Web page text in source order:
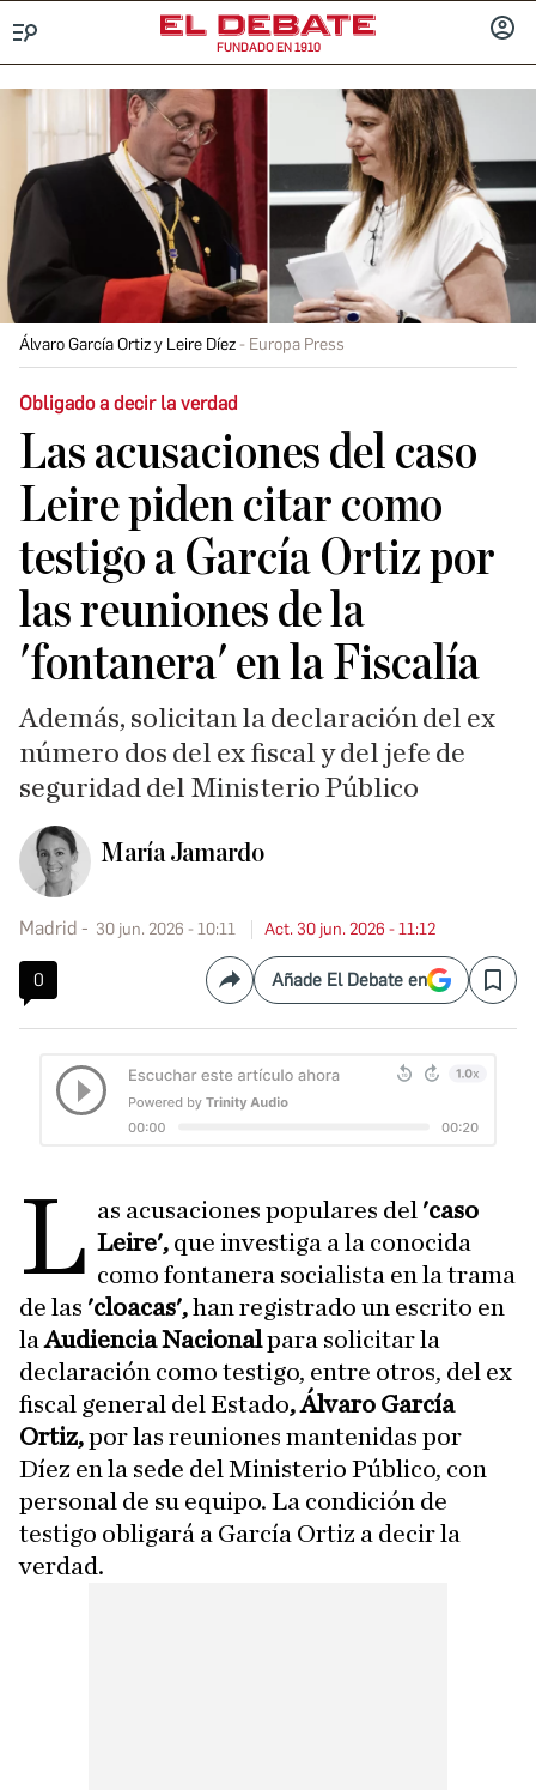
FUNDADO EN 1910
Álvaro García Ortiz y Leire Díez Europa Press
Obligado a decir la verdad
Las acusaciones del caso
Leire piden citar como
testigo a García Ortiz por
las reuniones de la
'fontanera' en la Fiscalía
Además, solicitan la declaración del ex
número dos del ex fiscal y del jefe de
seguridad del Ministerio Público
María Jamardo
Madrid 30 jun. 2026 - 10:11 Act. 30 jun. 2026 - 11:12
0 CompartirAñade El Debate en Save
L as acusaciones populares del 'caso
Leire', que investiga a la conocida
como fontanera socialista en la trama
de las 'cloacas',han registrado un escrito en
laAudiencia Nacionalpara solicitar la
declaración como testigo, entre otros, del ex
fiscal general del Estado, Álvaro García
Ortiz,por las reuniones mantenidas por
Díez en la sede del Ministerio Público, con
personal de su equipo. La condición de
testigo obligará a García Ortiz a decir la
verdad.